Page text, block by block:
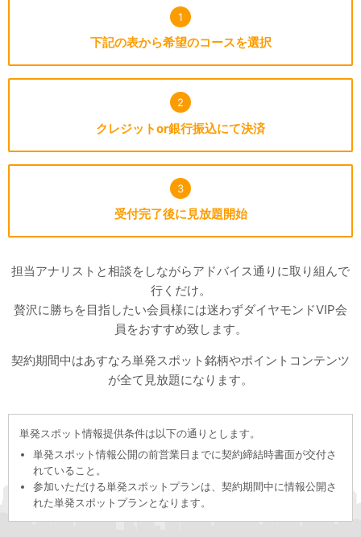
1
下記の表から希望のコースを選択
2
クレジットor銀行振込にて決済
3
受付完了後に見放題開始
担当アナリストと相談をしながらアドバイス通りに取り組んで
行くだけ。
贅沢に勝ちを目指したい会員様には迷わずダイヤモンドVIP会
員をおすすめ致します。
契約期間中はあすなろ単発スポット銘柄やポイントコンテンツ
が全て見放題になります。
単発スポット情報提供条件は以下の通りとします。
単発スポット情報公開の前営業日までに契約締結時書面が交付さ
れていること。
参加いただける単発スポットプランは、契約期間中に情報公開さ
れた単発スポットプランとなります。